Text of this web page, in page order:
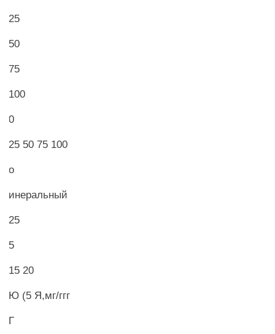
25
50
75
100
0
25 50 75 100
о
инеральный
25
5
15 20
Ю (5 Я,мг/ггг
Г